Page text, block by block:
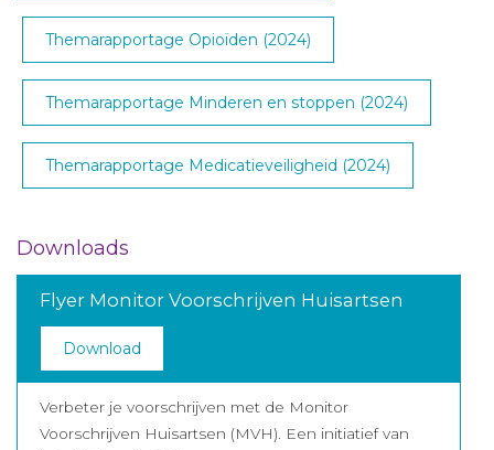
Themarapportage Opioïden (2024)
Themarapportage Minderen en stoppen (2024)
Themarapportage Medicatieveiligheid (2024)
Downloads
Flyer Monitor Voorschrijven Huisartsen
Download
Verbeter je voorschrijven met de Monitor
Voorschrijven Huisartsen (MVH). Een initiatief van